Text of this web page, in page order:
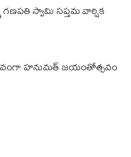
గణపతి స్వామి సప్తమ వార్షిక
హనుమత్ జయంతోత్సవం